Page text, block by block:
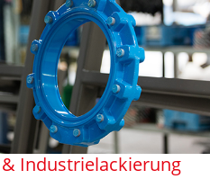
Industrielackierung